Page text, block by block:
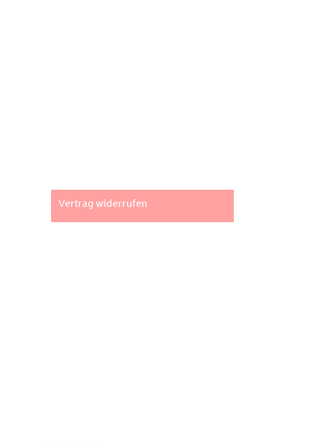
Vertrag widerrufen